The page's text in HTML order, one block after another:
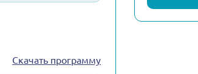
Скачать программу